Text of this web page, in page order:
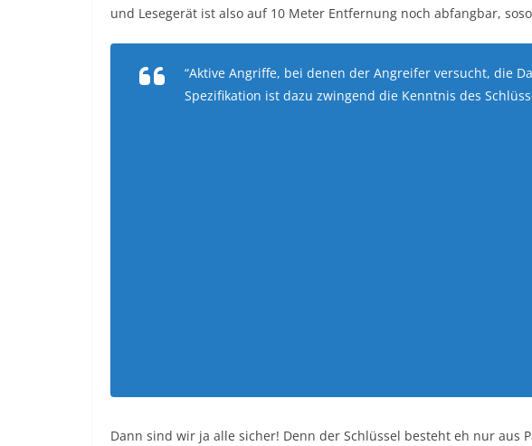
und Lesegerät ist also auf 10 Meter Entfernung noch abfangbar,
“Aktive Angriffe, bei denen der Angreifer versucht, die
Spezifikation ist dazu zwingend die Kenntnis des
Dann sind wir ja alle sicher! Denn der Schlüssel besteht eh nur